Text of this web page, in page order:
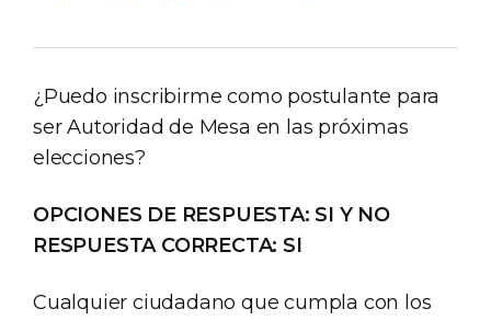
¿Puedo inscribirme como postulante para
ser Autoridad de Mesa en las próximas
elecciones?
OPCIONES DE RESPUESTA: SI Y NO
RESPUESTA CORRECTA: SI
Cualquier ciudadano que cumpla con los